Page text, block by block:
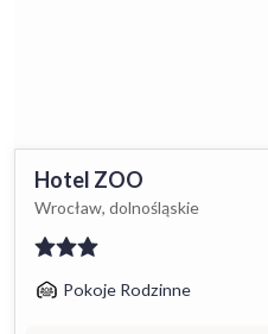
Hotel ZOO
Wrocław, dolnośląskie
Pokoje Rodzinne